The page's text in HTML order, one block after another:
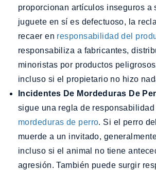
proporcionan artículos inseguros a
juguete en sí es defectuoso, la
recaer en responsabilidad del
responsabiliza a fabricantes,
minoristas por productos
incluso si el propietario no hizo
Incidentes De Mordeduras De
sigue una regla de responsabilidad
mordeduras de perro. Si el perro
muerde a un invitado,
incluso si el animal no tiene
agresión. También puede surgir